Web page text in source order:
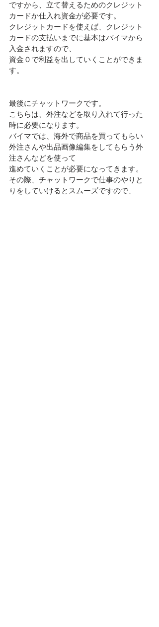
ですから、立て替えるためのクレジット
カードか仕入れ資金が必要です。
クレジットカードを使えば、クレジット
カードの支払いまでに基本はバイマから
入金されますので、
資金０で利益を出していくことができま
す。
最後にチャットワークです。
こちらは、外注などを取り入れて行った
時に必要になります。
バイマでは、海外で商品を買ってもらい
外注さんや出品画像編集をしてもらう外
注さんなどを使って
進めていくことが必要になってきます。
その際、チャットワークで仕事のやりと
りをしていけるとスムーズですので、